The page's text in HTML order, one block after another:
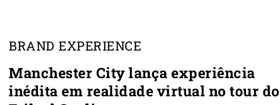
BRAND EXPERIENCE
Manchester City lança experiência
inédita em realidade virtual no tour do